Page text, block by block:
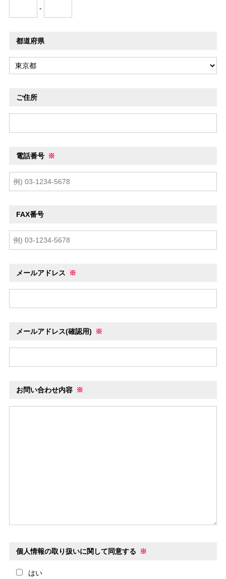
-
都道府県
ご住所
電話番号 ※
FAX番号
メールアドレス ※
メールアドレス(確認用) ※
お問い合わせ内容 ※
個人情報の取り扱いに関して同意する ※
はい